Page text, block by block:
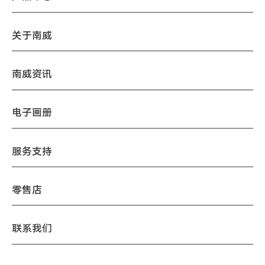
关于南威
南威资讯
电子画册
服务支持
零售店
联系我们